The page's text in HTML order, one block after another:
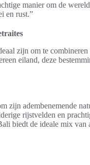
manier om de
en rust.”
zijn om te
eiland, deze
zijn adembenemende
rijstvelden en
biedt de ideale mix van